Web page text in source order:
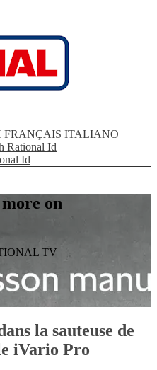
FRANÇAIS ITALIANO
Rational Id
Id
on
TV
la sauteuse de
iVario Pro